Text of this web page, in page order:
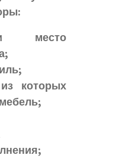
место
которых